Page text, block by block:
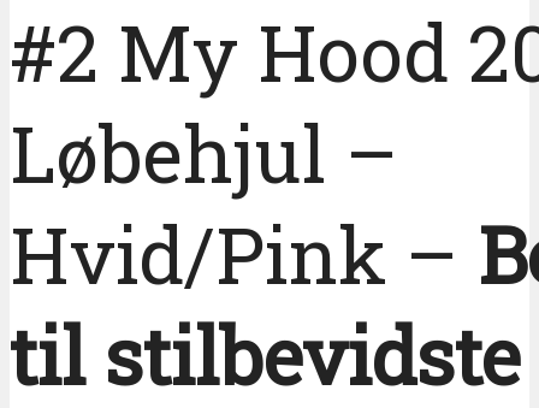
#2 My Hood
Løbehjul –
Hvid/Pink –
til stilbevidste